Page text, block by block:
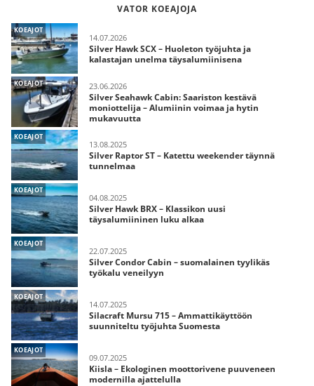
VATOR KOEAJOJA
KOEAJOT
14.07.2026
Silver Hawk SCX – Huoleton työjuhta ja
kalastajan unelma täysalumiinisena
KOEAJOT 23.06.2026
Silver Seahawk Cabin: Saariston kestävä
moniottelija – Alumiinin voimaa ja hytin
mukavuutta
KOEAJOT
13.08.2025
Silver Raptor ST – Katettu weekender täynnä
tunnelmaa
KOEAJOT
04.08.2025
Silver Hawk BRX – Klassikon uusi
täysalumiininen luku alkaa
KOEAJOT
22.07.2025
Silver Condor Cabin – suomalainen tyylikäs
työkalu veneilyyn
KOEAJOT
14.07.2025
Silacraft Mursu 715 – Ammattikäyttöön
suunniteltu työjuhta Suomesta
KOEAJOT
09.07.2025
Kiisla – Ekologinen moottorivene puuveneen
modernilla ajattelulla